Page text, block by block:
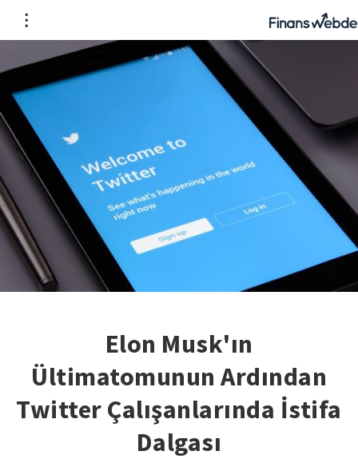
Elon Musk'ın
Ültimatomunun Ardından
Twitter Çalışanlarında İstifa
Dalgası